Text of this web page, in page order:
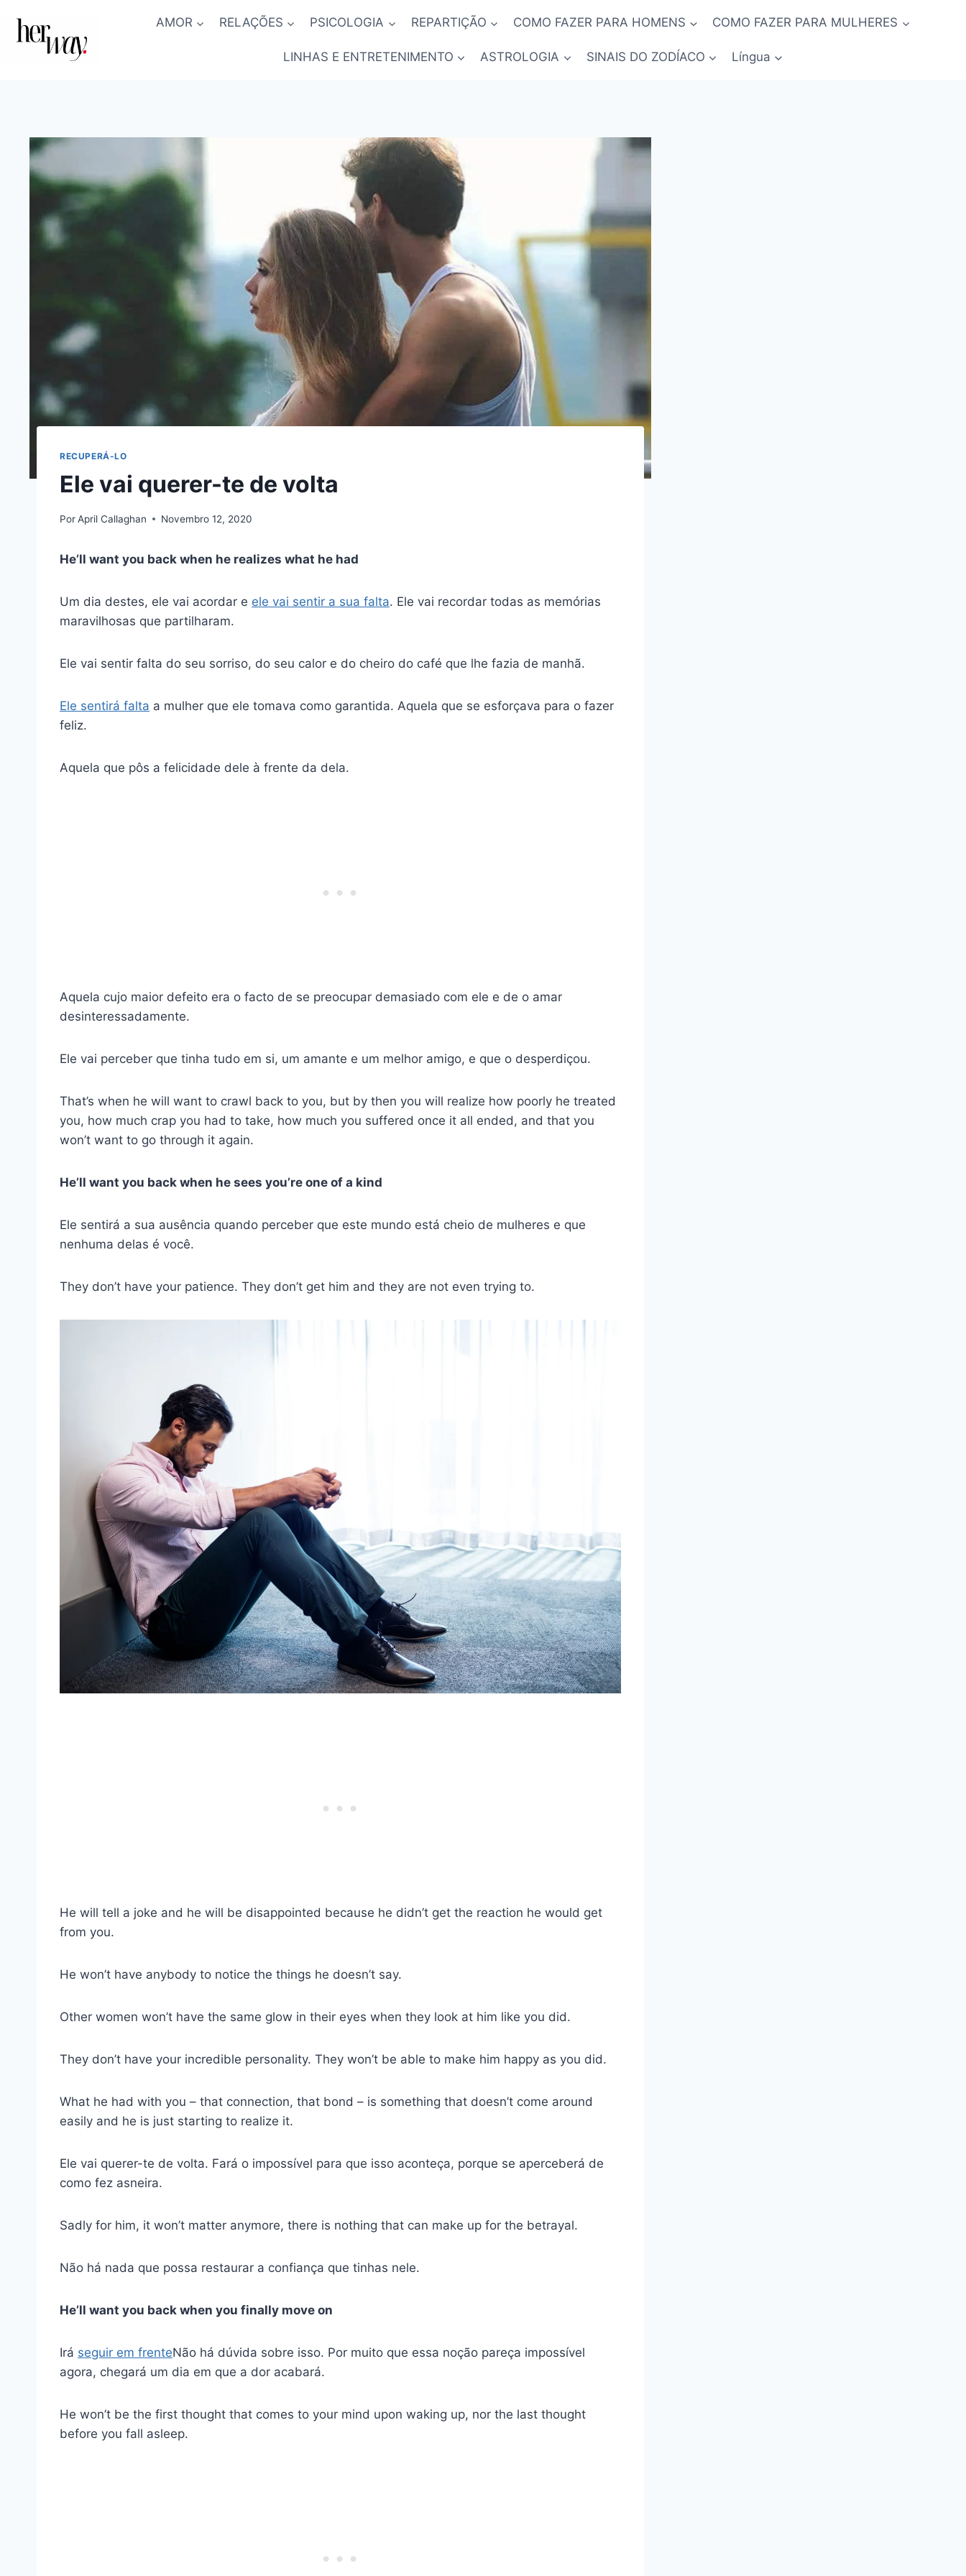
AMOR RELAÇÕES PSICOLOGIA REPARTIÇÃO COMO FAZER PARA HOMENS COMO FAZER PARA MULHERES
LINHAS E ENTRETENIMENTO ASTROLOGIA SINAIS DO ZODÍACO Língua
RECUPERÁ-LO
Ele vai querer-te de volta
PorApril Callaghan Novembro 12, 2020
He’ll want you back when he realizes what he had
Um dia destes, ele vai acordar e ele vai sentir a sua falta. Ele vai recordar todas as memórias
maravilhosas que partilharam.
Ele vai sentir falta do seu sorriso, do seu calor e do cheiro do café que lhe fazia de manhã.
Ele sentirá falta a mulher que ele tomava como garantida. Aquela que se esforçava para o fazer
feliz.
Aquela que pôs a felicidade dele à frente da dela.
Aquela cujo maior defeito era o facto de se preocupar demasiado com ele e de o amar
desinteressadamente.
Ele vai perceber que tinha tudo em si, um amante e um melhor amigo, e que o desperdiçou.
That’s when he will want to crawl back to you, but by then you will realize how poorly he treated
you, how much crap you had to take, how much you suffered once it all ended, and that you
won’t want to go through it again.
He’ll want you back when he sees you’re one of a kind
Ele sentirá a sua ausência quando perceber que este mundo está cheio de mulheres e que
nenhuma delas é você.
They don’t have your patience. They don’t get him and they are not even trying to.
He will tell a joke and he will be disappointed because he didn’t get the reaction he would get
from you.
He won’t have anybody to notice the things he doesn’t say.
Other women won’t have the same glow in their eyes when they look at him like you did.
They don’t have your incredible personality. They won’t be able to make him happy as you did.
What he had with you – that connection, that bond – is something that doesn’t come around
easily and he is just starting to realize it.
Ele vai querer-te de volta. Fará o impossível para que isso aconteça, porque se aperceberá de
como fez asneira.
Sadly for him, it won’t matter anymore, there is nothing that can make up for the betrayal.
Não há nada que possa restaurar a confiança que tinhas nele.
He’ll want you back when you finally move on
Irá seguir em frenteNão há dúvida sobre isso. Por muito que essa noção pareça impossível
agora, chegará um dia em que a dor acabará.
He won’t be the first thought that comes to your mind upon waking up, nor the last thought
before you fall asleep.